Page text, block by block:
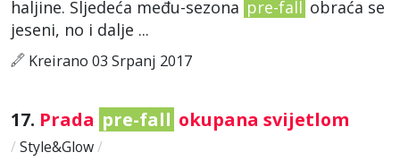
haljine. Sljedeća među-sezona pre-fall obraća se
jeseni, no i dalje ...
Kreirano 03 Srpanj 2017
17. Prada pre-fall okupana svijetlom
/ Style&Glow/